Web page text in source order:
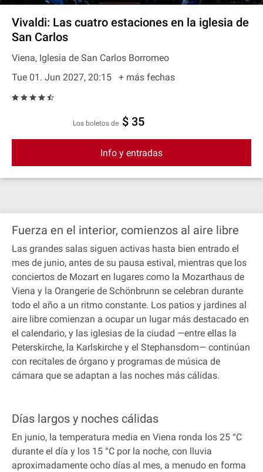
Vivaldi: Las cuatro estaciones en la iglesia de
San Carlos
Viena, Iglesia de San Carlos Borromeo
Tue 01. Jun 2027, 20:15
+ más fechas
Los boletos de $ 35
Info y entradas
Fuerza en el interior, comienzos al aire libre
Las grandes salas siguen activas hasta bien entrado el
mes de junio, antes de su pausa estival, mientras que los
conciertos de Mozart en lugares como la Mozarthaus de
Viena y la Orangerie de Schönbrunn se celebran durante
todo el año a un ritmo constante. Los patios y jardines al
aire libre comienzan a ocupar un lugar más destacado en
el calendario, y las iglesias de la ciudad —entre ellas la
Peterskirche, la Karlskirche y el Stephansdom— continúan
con recitales de órgano y programas de música de
cámara que se adaptan a las noches más cálidas.
Días largos y noches cálidas
En junio, la temperatura media en Viena ronda los 25 °C
durante el día y los 15 °C por la noche, con lluvia
aproximadamente ocho días al mes, a menudo en forma